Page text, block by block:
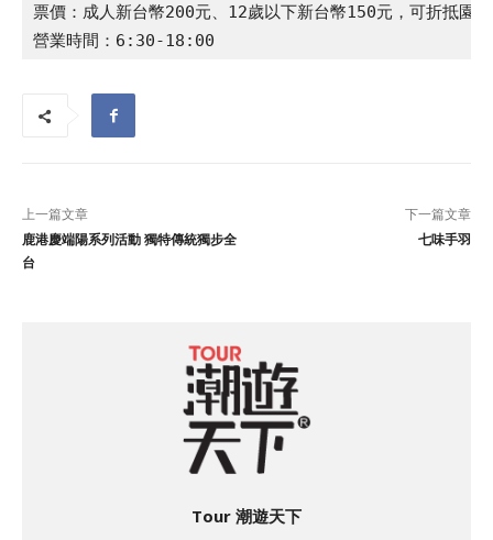
票價：成人新台幣200元、12歲以下新台幣150元，可折抵園
營業時間：6:30-18:00
上一篇文章
鹿港慶端陽系列活動 獨特傳統獨步全
台
下一篇文章
七味手羽
Tour 潮遊天下